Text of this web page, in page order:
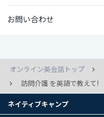
お問い合わせ
オンライン英会話トップ
訪問介護 を英語で教えて!
ネイティブキャンプ